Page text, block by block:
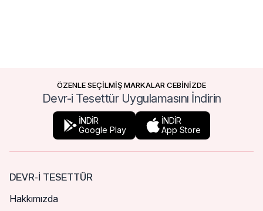
ÖZENLE SEÇİLMİŞ MARKALAR CEBİNİZDE
Devr-i Tesettür Uygulamasını İndirin
İNDİR
Google Play
İNDİR
App Store
DEVR-I TESETTÜR
Hakkımızda